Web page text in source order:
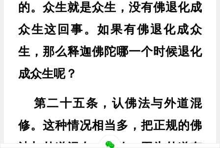
的。众生就是众生，没有佛退化成
众生这回事。如果有佛退化成众
生，那么释迦佛陀哪一个时候退化
成众生呢？
第二十五条，认佛法与外道混
修。这种情况相当多，把正规的佛